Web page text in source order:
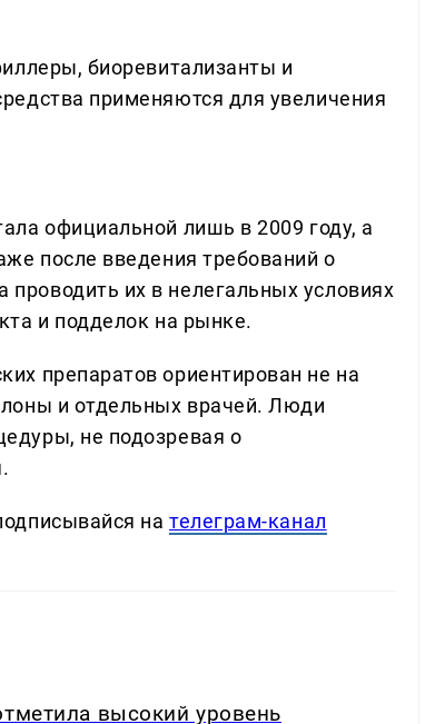
биоревитализанты и
применяются для увеличения
официальной лишь в 2009 году, а
после введения требований о
их в нелегальных условиях
и подделок на рынке.
препаратов ориентирован не на
и отдельных врачей. Люди
не подозревая о
нателеграм-канал
высокий уровень